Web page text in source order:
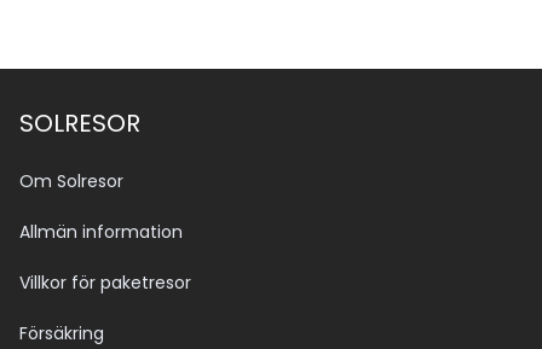
SOLRESOR
Om Solresor
Allmän information
Villkor för paketresor
Försäkring